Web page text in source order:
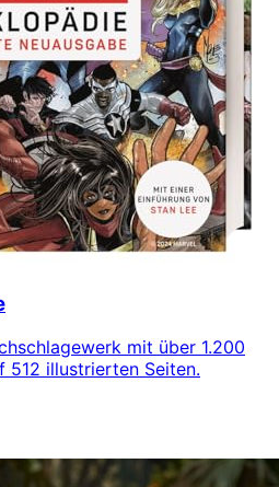
mit über 1.200
512 illustrierten Seiten.